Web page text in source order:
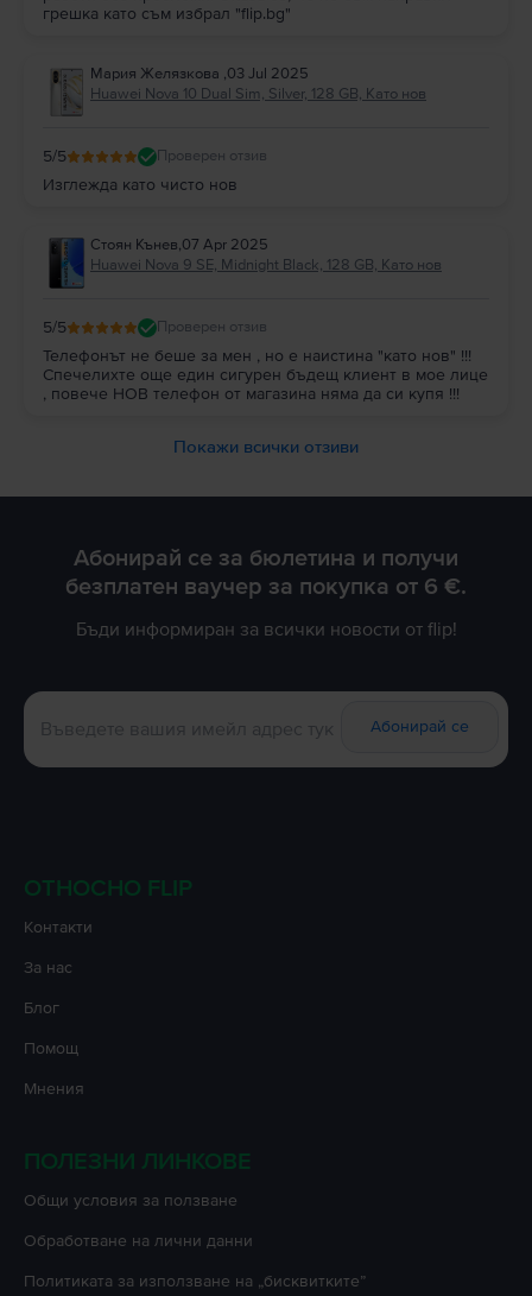
грешка като съм избрал "flip.bg"
Мария Желязкова ,03 Jul 2025
Huawei Nova 10 Dual Sim, Silver, 128 GB, Като нов
5/5 Проверен отзив
Изглежда като чисто нов
Стоян Кънев,07 Apr 2025
Huawei Nova 9 SE, Midnight Black, 128 GB, Като нов
5/5 Проверен отзив
Телефонът не беше за мен , но е наистина "като нов" !!!
Спечелихте още един сигурен бъдещ клиент в мое лице
, повече НОВ телефон от магазина няма да си купя !!!
Покажи всички отзиви
Абонирай се за бюлетина и получи
безплатен ваучер за покупка от 6 €.
Бъди информиран за всички новости от flip!
Абонирай се
ОТНОСНО FLIP
Контакти
За нас
Блог
Помощ
Мнения
ПОЛЕЗНИ ЛИНКОВЕ
Oбщи условия за ползване
Oбработване на лични данни
Политиката за използване на „бисквитките”